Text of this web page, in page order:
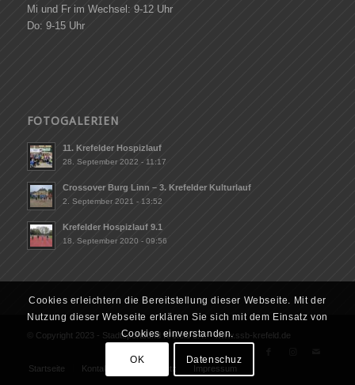
Mi und Fr im Wechsel: 9-12 Uhr
Do: 9-15 Uhr
FOTOGALERIEN
11. Krefelder Hospizlauf
28. September 2022 - 11:17
Crossover Burg Linn – 3. Krefelder Kulturlauf
2. September 2021 - 13:52
Krefelder Hospizlauf 9.1
18. September 2020 - 09:56
© Copyright 2023 - Stadtsportbund Krefeld e.V. - www.ssb-krefeld.de
Startseite Kontakt Datenschutz Impressum
Cookies erleichtern die Bereitstellung dieser Webseite. Mit der
Nutzung dieser Webseite erklären Sie sich mit dem Einsatz von
Cookies einverstanden.
OK Datenschuz